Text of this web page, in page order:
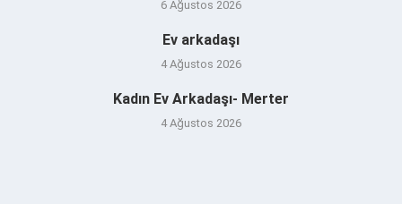
6 Ağustos 2026
Ev arkadaşı
4 Ağustos 2026
Kadın Ev Arkadaşı- Merter
4 Ağustos 2026